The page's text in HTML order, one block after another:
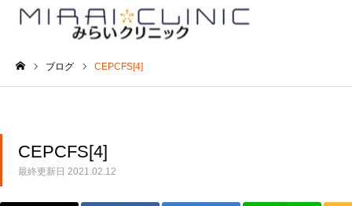
ブログ CEPCFS[4]
CEPCFS[4]
最終更新日 2021.02.12